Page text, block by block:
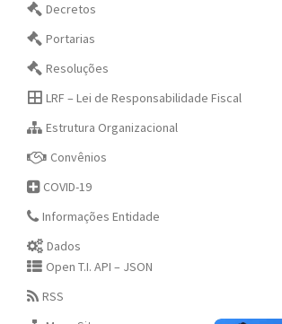
Decretos
Portarias
Resoluções
LRF – Lei de Responsabilidade Fiscal
Estrutura Organizacional
Convênios
COVID-19
Informações Entidade
Dados
Open T.I. API – JSON
RSS